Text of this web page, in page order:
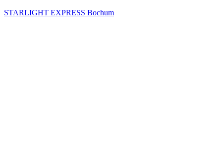
STARLIGHT EXPRESS Bochum